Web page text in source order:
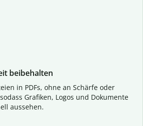
beibehalten
in PDFs, ohne an Schärfe oder
Grafiken, Logos und Dokumente
aussehen.